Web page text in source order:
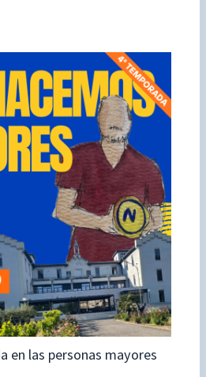
en las personas mayores